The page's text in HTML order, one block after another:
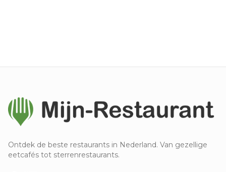
Ontdek de beste restaurants in Nederland. Van gezellige
eetcafés tot sterrenrestaurants.